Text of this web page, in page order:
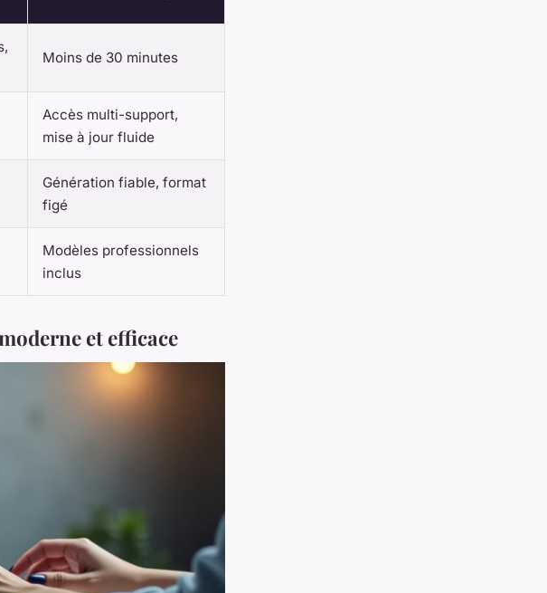
Moins de 30 minutes
Accès multi-support,
mise à jour fluide
Génération fiable, format
figé
Modèles professionnels
inclus
et efficace